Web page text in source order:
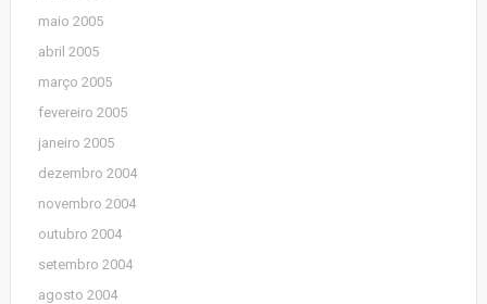
maio 2005
abril 2005
março 2005
fevereiro 2005
janeiro 2005
dezembro 2004
novembro 2004
outubro 2004
setembro 2004
agosto 2004